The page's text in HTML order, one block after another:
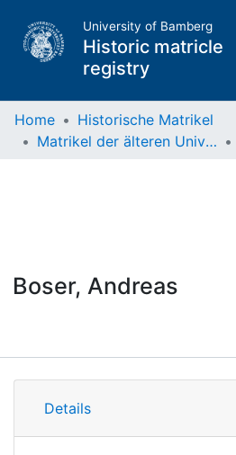
University of Bamberg
Historic matricle
registry
Home
Historische Matrikel
Matrikel der älteren Universität
Boser, Andreas
Details
Details